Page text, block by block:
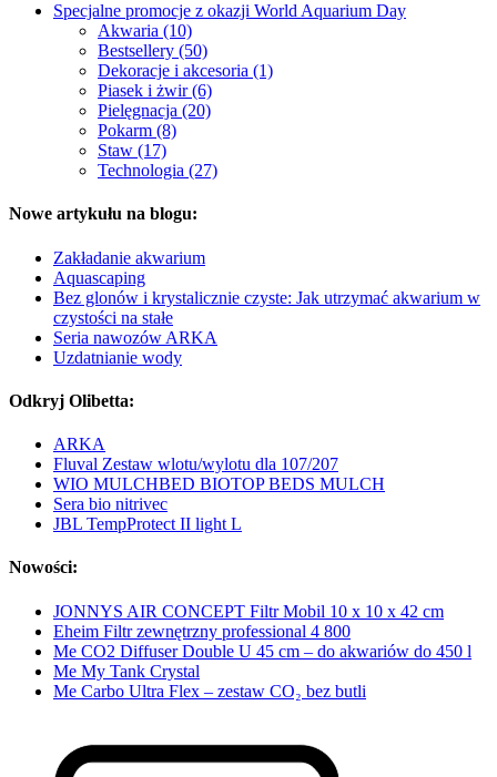
Specjalne promocje z okazji World Aquarium Day
Akwaria (10)
Bestsellery (50)
Dekoracje i akcesoria (1)
Piasek i żwir (6)
Pielęgnacja (20)
Pokarm (8)
Staw (17)
Technologia (27)
Nowe artykułu na blogu:
Zakładanie akwarium
Aquascaping
Bez glonów i krystalicznie czyste: Jak utrzymać akwarium w
czystości na stałe
Seria nawozów ARKA
Uzdatnianie wody
Odkryj Olibetta:
ARKA
Fluval Zestaw wlotu/wylotu dla 107/207
WIO MULCHBED BIOTOP BEDS MULCH
Sera bio nitrivec
JBL TempProtect II light L
Nowości:
JONNYS AIR CONCEPT Filtr Mobil 10 x 10 x 42 cm
Eheim Filtr zewnętrzny professional 4 800
Me CO2 Diffuser Double U 45 cm – do akwariów do 450 l
Me My Tank Crystal
Me Carbo Ultra Flex – zestaw CO₂ bez butli